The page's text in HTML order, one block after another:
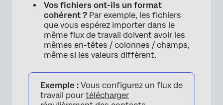
Vos fichiers ont-ils un format
cohérent ? Par exemple, les fichiers
que vous espérez importer dans le
même flux de travail doivent avoir les
mêmes en-têtes / colonnes / champs,
même si les valeurs diffèrent.
Exemple : Vous configurez un flux de
travail pour télécharger